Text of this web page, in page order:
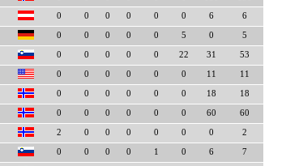
0 0 0 0 0 0 6 6
0 0 0 0 0 5 0 5
0 0 0 0 0 22 31 53
0 0 0 0 0 0 11 11
0 0 0 0 0 0 18 18
0 0 0 0 0 0 60 60
2 0 0 0 0 0 0 2
0 0 0 0 1 0 6 7